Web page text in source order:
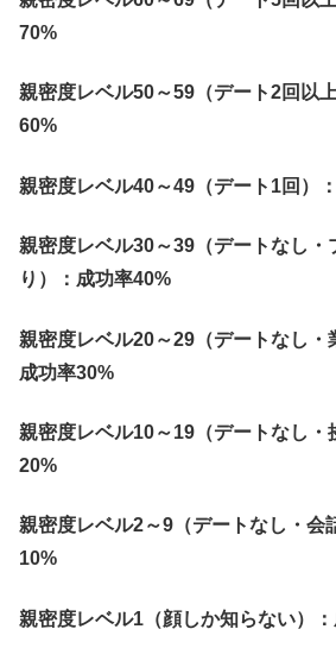
70%
親密度レベル50～59（デート2回以
60%
親密度レベル40～49（デート1回）
親密度レベル30～39（デートなし・
り）：成功率40%
親密度レベル20～29（デートなし・
成功率30%
親密度レベル10～19（デートなし・
20%
親密度レベル2～9（デートなし・会
10%
親密度レベル1（顔しか知らない）